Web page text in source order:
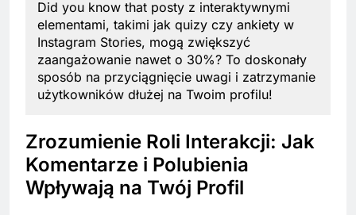
Did you know that posty z interaktywnymi
elementami, takimi jak quizy czy ankiety w
Instagram Stories, mogą zwiększyć
zaangażowanie nawet o 30%? To doskonały
sposób na przyciągnięcie uwagi i zatrzymanie
użytkowników dłużej na Twoim profilu!
Zrozumienie Roli Interakcji: Jak
Komentarze i Polubienia
Wpływają na Twój Profil